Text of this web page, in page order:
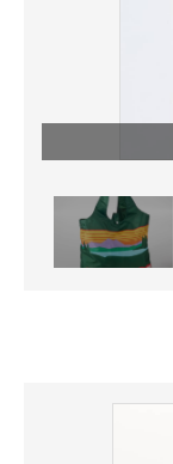
エネルギーの専
建設×テクノロジ
ちょっと気にな